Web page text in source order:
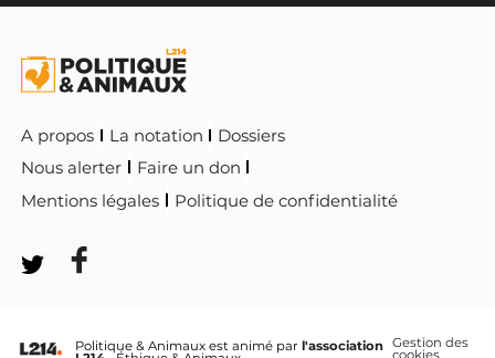
A propos La notation
Dossiers
Nous alerter
Faire un don
Mentions légales
Politique de confidentialité
Politique & Animaux est animé par l'association Gestion des